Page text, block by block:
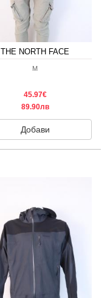
THE NORTH FACE
M
45.97€
89.90лв
Добави